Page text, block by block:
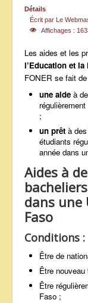
ANNONCES
Détails
Écrit par Le
Affichages :
Les aides et les
l’Education et la
FONER se fait
une aide à
;
un prêt à
étudiants
année dans
Aides à
dans une
Faso
Conditions :
Être de
Être nouveau
Être
Faso ;